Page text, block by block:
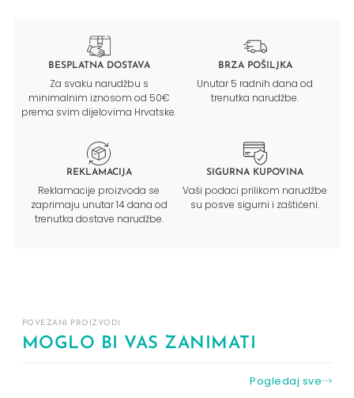
BESPLATNA DOSTAVA
Za svaku narudžbu s
minimalnim iznosom od 50€
prema svim dijelovima Hrvatske.
BRZA POŠILJKA
Unutar 5 radnih dana od
trenutka narudžbe.
REKLAMACIJA
Reklamacije proizvoda se
zaprimaju unutar 14 dana od
trenutka dostave narudžbe.
SIGURNA KUPOVINA
Vaši podaci prilikom narudžbe
su posve sigurni i zaštićeni.
POVEZANI PROIZVODI
MOGLO BI VAS ZANIMATI
Pogledaj sve